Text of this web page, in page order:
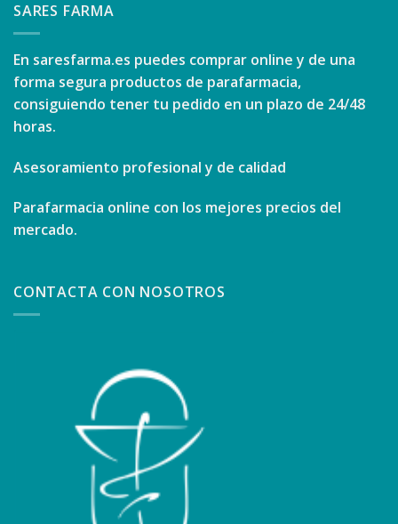
SARES FARMA
En saresfarma.es puedes comprar online y de una
forma segura productos de parafarmacia,
consiguiendo tener tu pedido en un plazo de 24/48
horas.
Asesoramiento profesional y de calidad
Parafarmacia online con los mejores precios del
mercado.
CONTACTA CON NOSOTROS